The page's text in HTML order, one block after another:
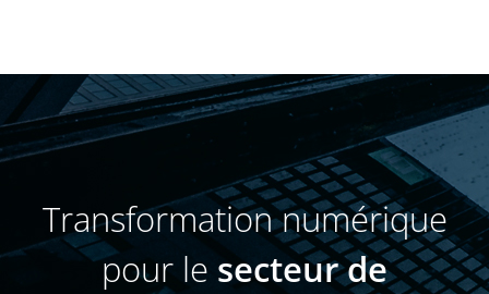
Transformation numérique
pour le secteur de